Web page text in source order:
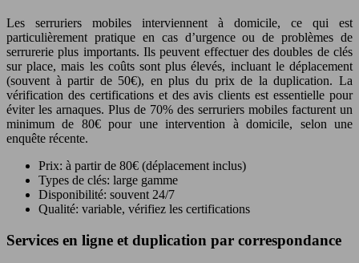
Les serruriers mobiles interviennent à domicile, ce qui est
particulièrement pratique en cas d’urgence ou de problèmes de
serrurerie plus importants. Ils peuvent effectuer des doubles de clés
sur place, mais les coûts sont plus élevés, incluant le déplacement
(souvent à partir de 50€), en plus du prix de la duplication. La
vérification des certifications et des avis clients est essentielle pour
éviter les arnaques. Plus de 70% des serruriers mobiles facturent un
minimum de 80€ pour une intervention à domicile, selon une
enquête récente.
Prix: à partir de 80€ (déplacement inclus)
Types de clés: large gamme
Disponibilité: souvent 24/7
Qualité: variable, vérifiez les certifications
Services en ligne et duplication par correspondance